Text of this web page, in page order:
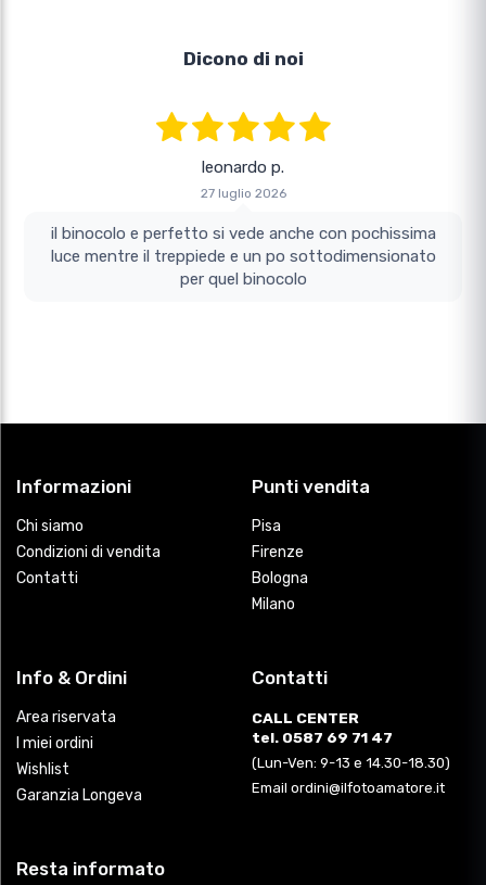
Dicono di noi
L.
27 luglio 2026
Contatti
Bologna
Info & Ordini
Wishlist
Contatti
(Lun-Ven: 9-13 e 14.30-18.30)
Resta informato